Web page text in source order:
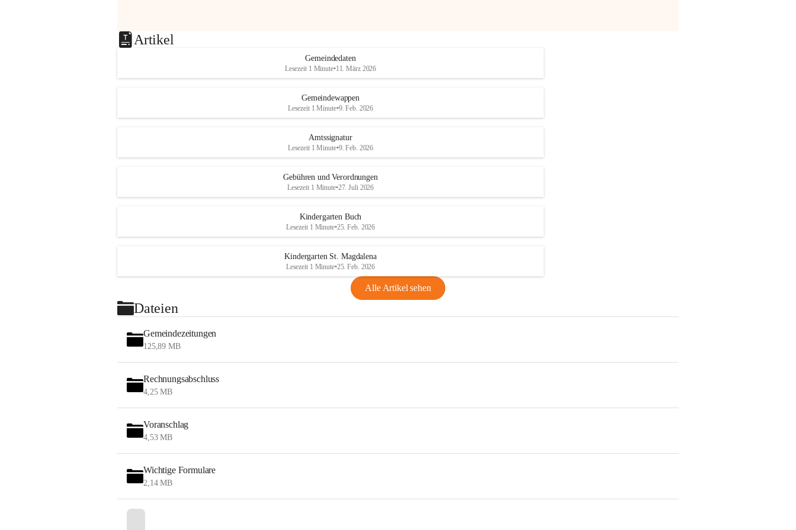
Artikel
Gemeindedaten
Lesezeit 1 Minute•11. März 2026
Gemeindewappen
Lesezeit 1 Minute•9. Feb. 2026
Amtssignatur
Lesezeit 1 Minute•9. Feb. 2026
Gebühren und Verordnungen
Lesezeit 1 Minute•27. Juli 2026
Kindergarten Buch
Lesezeit 1 Minute•25. Feb. 2026
Kindergarten St. Magdalena
Lesezeit 1 Minute•25. Feb. 2026
Alle Artikel sehen
Dateien
Gemeindezeitungen
125,89 MB
Rechnungsabschluss
4,25 MB
Voranschlag
4,53 MB
Wichtige Formulare
2,14 MB